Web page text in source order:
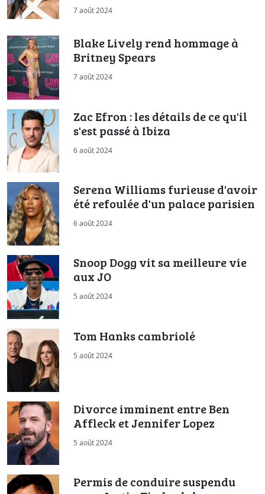
7 août 2024
Blake Lively rend hommage à
Britney Spears
7 août 2024
Zac Efron : les détails de ce qu'il
s'est passé à Ibiza
6 août 2024
Serena Williams furieuse d'avoir
été refoulée d'un palace parisien
6 août 2024
Snoop Dogg vit sa meilleure vie
aux JO
5 août 2024
Tom Hanks cambriolé
5 août 2024
Divorce imminent entre Ben
Affleck et Jennifer Lopez
5 août 2024
Permis de conduire suspendu